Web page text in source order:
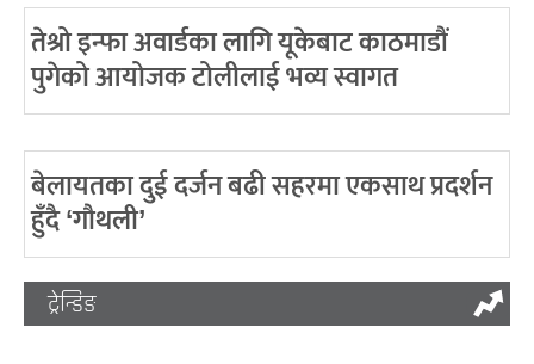
तेश्रो इन्फा अवार्डका लागि यूकेबाट काठमाडौं
पुगेको आयोजक टोलीलाई भव्य स्वागत
बेलायतका दुई दर्जन बढी सहरमा एकसाथ प्रदर्शन
हुँदै ‘गौथली’
ट्रेन्डिङ